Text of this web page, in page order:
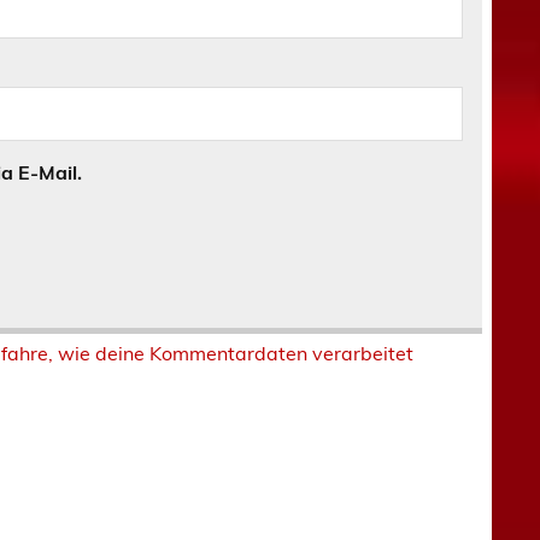
E-Mail.
wie deine Kommentardaten verarbeitet